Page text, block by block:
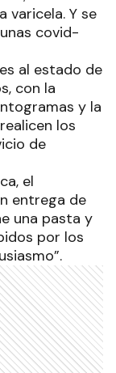
varicela. Y se
covid-
al estado de
con la
y la
los
de
el
entrega de
una pasta y
por los